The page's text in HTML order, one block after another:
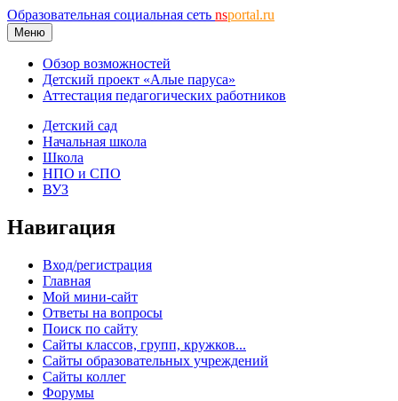
Образовательная социальная сеть nsportal.ru
Меню
Обзор возможностей
Детский проект «Алые паруса»
Аттестация педагогических работников
Детский сад
Начальная школа
Школа
НПО и СПО
ВУЗ
Навигация
Вход/регистрация
Главная
Мой мини-сайт
Ответы на вопросы
Поиск по сайту
Сайты классов, групп, кружков...
Сайты образовательных учреждений
Сайты коллег
Форумы